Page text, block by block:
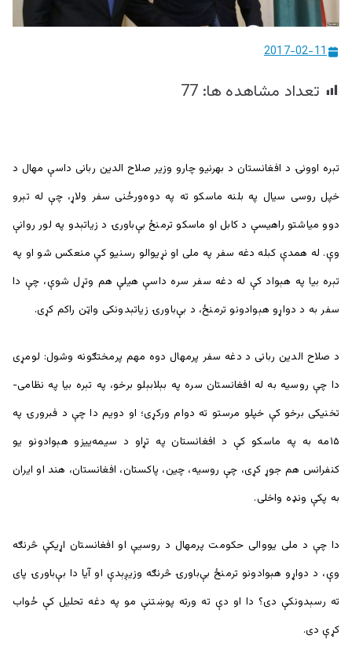
ییزو څېړنو
2017-02-11
تعداد مشاهده ها: 77
تېره اوونۍ د افغانستان د بهرنیو چارو وزیر صلاح الدین ربانی داسې مهال د
خپل روسی سیال په بلنه ماسکو ته په دوه‌ورځنی سفر ولاړ، چې له تېرو
دوو میاشتو راهیسې د کابل او ماسکو ترمنځ بې‌باورۍ د زیاتېدو په لور روانې
وې. له همدې کبله دغه سفر په ملی او نړیوالو رسنیو کې منعکس شو او په
تېره بیا په هېواد کې له دغه سفر سره داسې هیلې هم وتړل شوې، چې دا
سفر به د دواړو هېوادونو ترمنځ، د بې‌باورۍ زیاتېدونکی واټن راکم کړی.
د صلاح الدین ربانی د دغه سفر پرمهال دوه مهم پرمختګونه وشول: لومړی
دا چې روسیه به له افغانستان سره په بېلابېلو برخو، په تېره بیا په نظامی-
تخنیکی برخو کې خپلو مرستو ته دوام ورکړی؛ او دویم دا چې د فبرورۍ په
۱۵مه به په ماسکو کې د افغانستان په تړاو د سیمه‌ییزو هېوادونو یو
کنفرانس هم جوړ کړی، چې روسیه، چین، پاکستان، افغانستان، هند او ایران
به پکې ونډه واخلی.
دا چې د ملی یووالی حکومت پرمهال د روسیې او افغانستان اړیکې څرنګه
وې، د دواړو هېوادونو ترمنځ بې‌باورۍ څرنګه وزیږېدې او آیا دا بې‌باورۍ پای
ته رسېدونکې دی؟ دا او دې ته ورته پوښتنې مو په دغه تحلیل کې ځواب
کړې دی.